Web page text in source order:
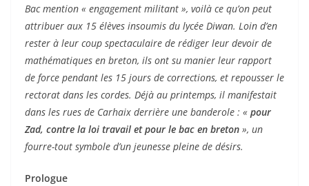
Bac mention « engagement militant », voilà ce qu’on peut
attribuer aux 15 élèves insoumis du lycée Diwan. Loin d’en
rester à leur coup spectaculaire de rédiger leur devoir de
mathématiques en breton, ils ont su manier leur rapport
de force pendant les 15 jours de corrections, et repousser le
rectorat dans les cordes. Déjà au printemps, il manifestait
dans les rues de Carhaix derrière une banderole : « pour
Zad, contre la loi travail et pour le bac en breton », un
fourre-tout symbole d’un jeunesse pleine de désirs.
Prologue